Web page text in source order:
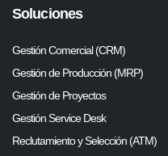
Soluciones
Gestión Comercial (CRM)
Gestión de Producción (MRP)
Gestión de Proyectos
Gestión Service Desk
Reclutamiento y Selección (ATM)